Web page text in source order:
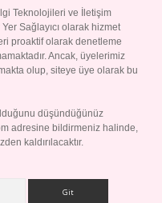
Teknolojileri ve İletişim
Sağlayıcı olarak hizmet
proaktif olarak denetleme
Ancak, üyelerimiz
olup, siteye üye olarak bu
düşündüğünüz
adresine bildirmeniz halinde,
kaldırılacaktır.